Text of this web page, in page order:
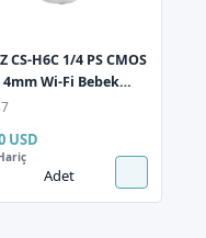
CS-H6C 1/4 PS CMOS
4mm Wi-Fi Bebek
USD
Adet